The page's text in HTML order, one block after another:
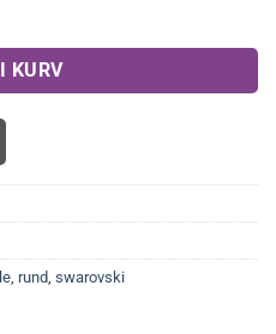
antal
KURV
rund swarovski